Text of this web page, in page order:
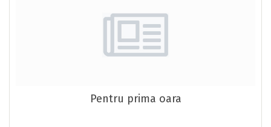
Pentru prima oara